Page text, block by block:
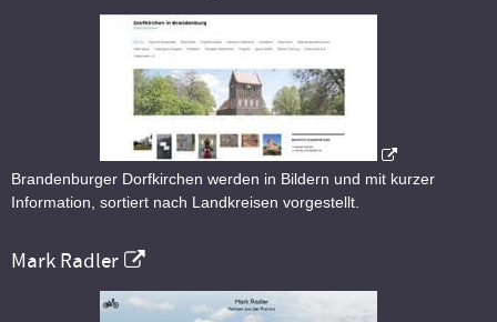
Brandenburger Dorfkirchen werden in Bildern und mit kurzer
Information, sortiert nach Landkreisen vorgestellt.
Mark Radler